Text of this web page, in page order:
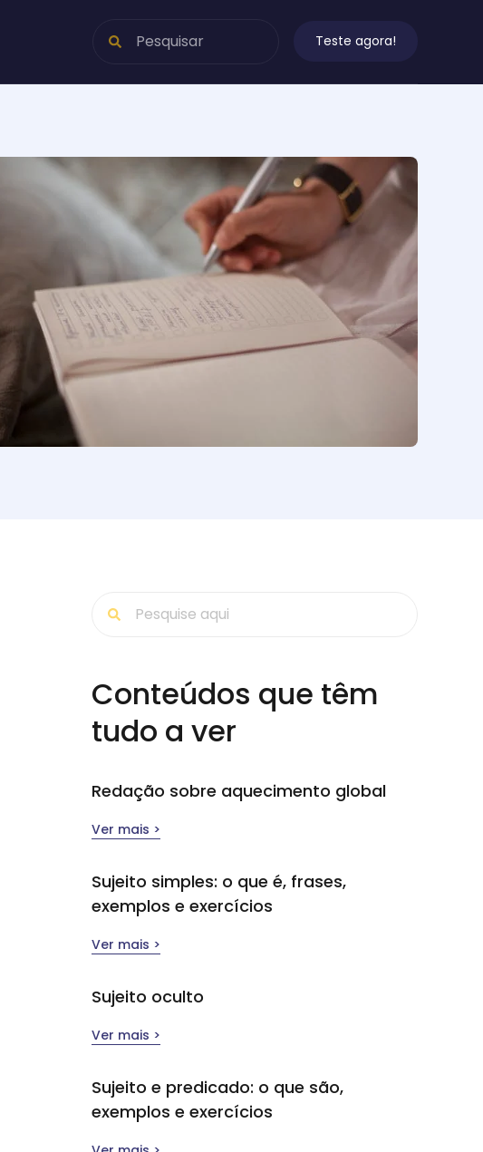
Teste agora!
Conteúdos que têm
tudo a ver
Redação sobre aquecimento global
Ver mais >
Sujeito simples​: o que é, frases,
exemplos e exercícios
Ver mais >
Sujeito oculto
Ver mais >
Sujeito e predicado: o que são,
exemplos e exercícios